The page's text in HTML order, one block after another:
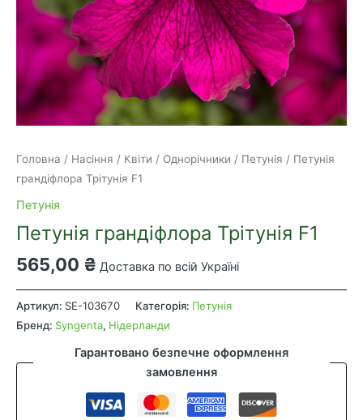
Головна / Насіння / Квіти / Однорічники / Петунія / Петунія
грандіфлора Трітунія F1
Петунія
Петунія грандіфлора Трітунія F1
565,00 ₴ Доставка по всій Україні
Петунія
грандіфлора
Трітунія
кількість
Артикул: SE-103670 Категорія: Петунія
Бренд: Syngenta, Нідерланди
Гарантовано безпечне оформлення
замовлення